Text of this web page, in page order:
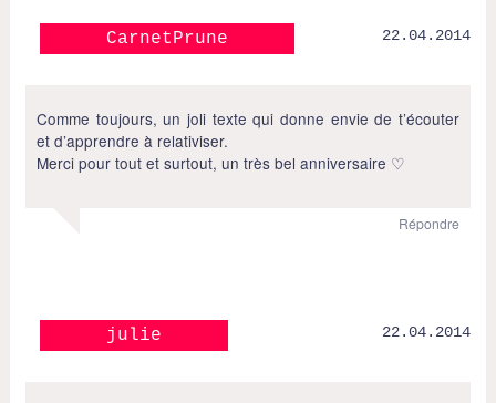
CarnetPrune 22.04.2014
Comme toujours, un joli texte qui donne envie de t’écouter
et d’apprendre à relativiser.
Merci pour tout et surtout, un très bel anniversaire ♡
Répondre
julie 22.04.2014